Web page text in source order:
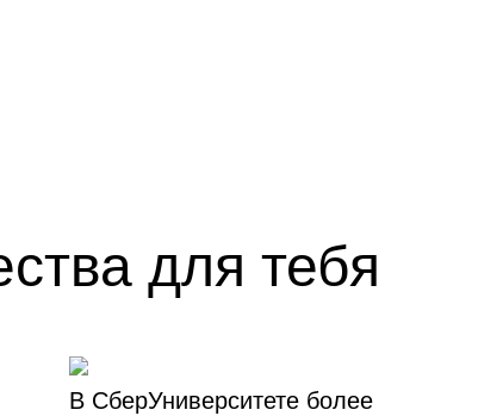
для тебя
В СберУниверситете более